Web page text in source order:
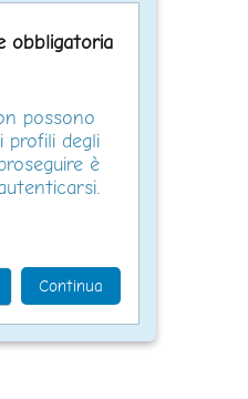
obbligatoria
possono
profili degli
è
Continua